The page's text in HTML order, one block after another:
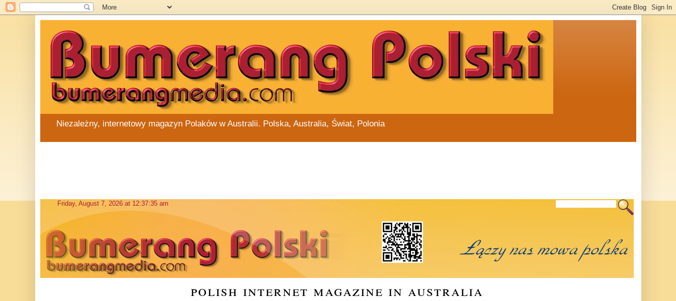
Niezależny, internetowy magazyn Polaków w Australii. Polska, Australia, Świat, Polonia
polish internet magazine in australia